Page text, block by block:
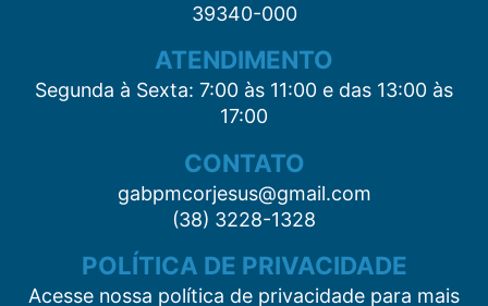
39340-000
ATENDIMENTO
Segunda à Sexta: 7:00 às 11:00 e das 13:00 às
17:00
CONTATO
gabpmcorjesus@gmail.com
(38) 3228-1328
POLÍTICA DE PRIVACIDADE
Acesse nossa política de privacidade para mais